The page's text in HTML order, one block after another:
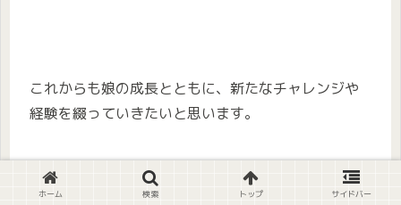
これからも娘の成長とともに、新たなチャレンジや
経験を綴っていきたいと思います。
ホーム 検索 トップ サイドバー